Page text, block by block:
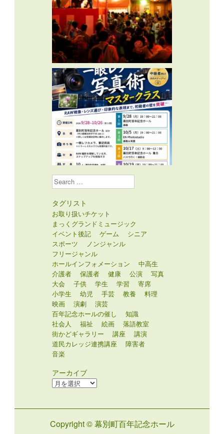
Search
タグリスト
お取り扱いチケット
まっくグランドミュージック
イベント後記
ゲーム
シニア
スポーツ
ノンジャンル
フリージャンル
ホールインフォメーション
中高生
介護者
保護者 健康 公演
写真
大会
子供 学生 学習
寄席
小学生
幼児 手芸 教養
料理
映画
演劇
演芸
百年記念ホールの催し
知識
社会人
福祉 絵画
落語教室
街かどギャラリー
講座
講演
道民カレッジ連携講座
障害者
音楽
アーカイブ
ア
ブ
Copyright © 幕別町百年記念ホール